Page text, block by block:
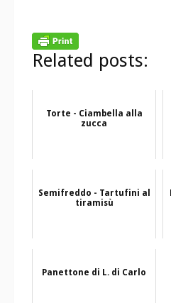
Related posts:
Torte - Ciambella alla
zucca
Semifreddo - Tartufini al
tiramisù
Panettone di L. di Carlo